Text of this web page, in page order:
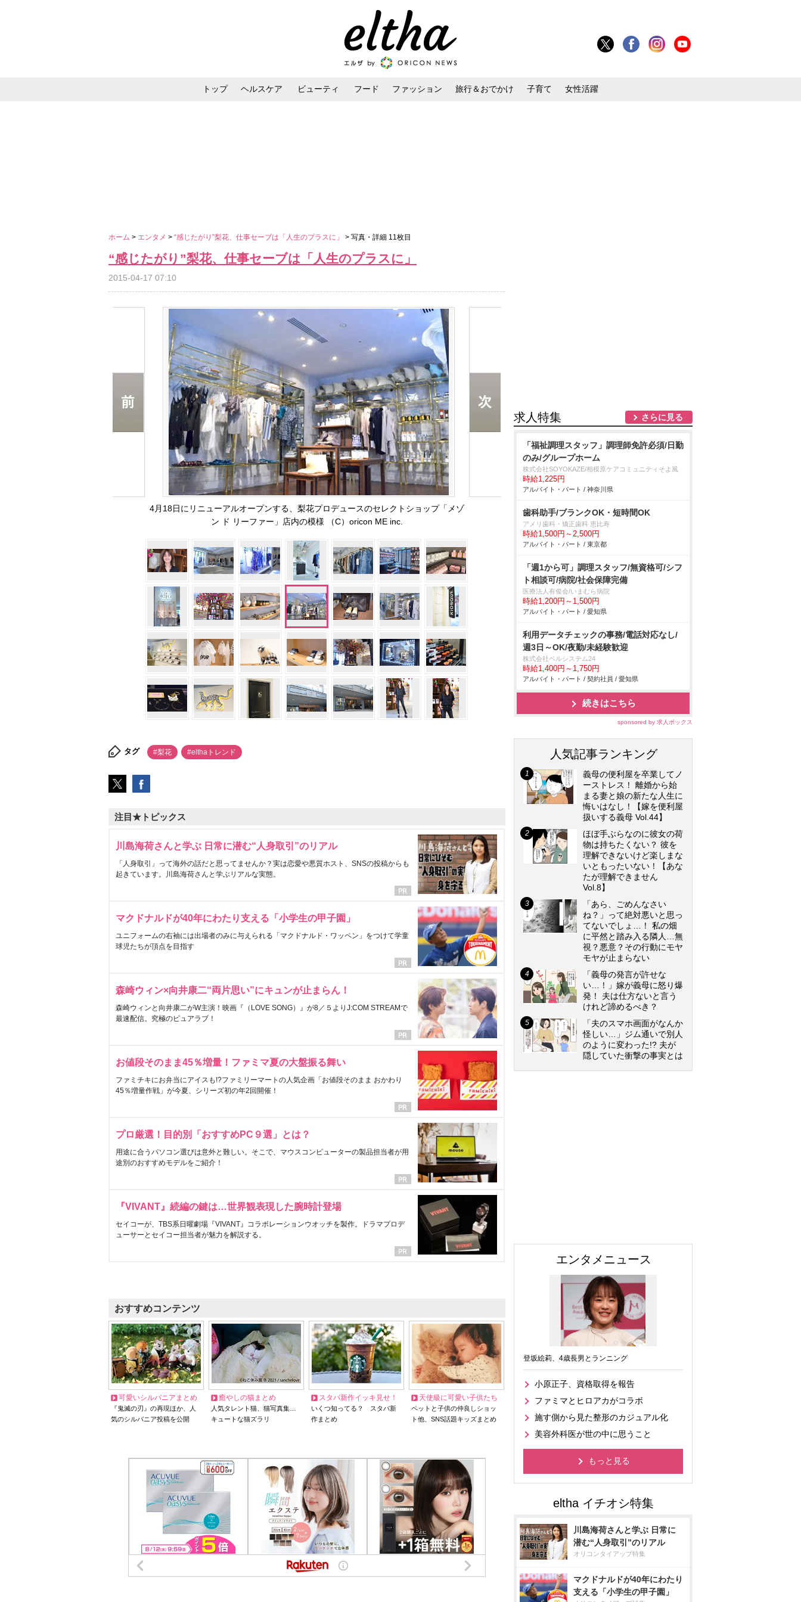
トップ ヘルスケア ビューティ フード ファッション 旅行＆おでかけ 子育て 女性活躍
ホーム > エンタメ > “感じたがり”梨花、仕事セーブは「人生のプラスに」 > 写真・詳細 11枚目
“感じたがり”梨花、仕事セーブは「人生のプラスに」
2015-04-17 07:10
4月18日にリニューアルオープンする、梨花プロデュースのセレクトショップ「メゾ
ン ド リーファー」店内の模様 （C）oricon ME inc.
タグ #梨花 #elthaトレンド
注目★トピックス
川島海荷さんと学ぶ 日常に潜む“人身取引”のリアル
「人身取引」って海外の話だと思ってませんか？実は恋愛や悪質ホスト、SNSの投稿からも
起きています。川島海荷さんと学ぶリアルな実態。
マクドナルドが40年にわたり支える「小学生の甲子園」
ユニフォームの右袖には出場者のみに与えられる「マクドナルド・ワッペン」をつけて学童
球児たちが頂点を目指す
森崎ウィン×向井康二“両片思い”にキュンが止まらん！
森崎ウィンと向井康二がW主演！映画『（LOVE SONG）』が8／５よりJ:COM STREAMで
最速配信。究極のピュアラブ！
お値段そのまま45％増量！ファミマ夏の大盤振る舞い
ファミチキにお弁当にアイスも!?ファミリーマートの人気企画「お値段そのまま おかわり
45％増量作戦」が今夏、シリーズ初の年2回開催！
プロ厳選！目的別「おすすめPC９選」とは？
用途に合うパソコン選びは意外と難しい。そこで、マウスコンピューターの製品担当者が用
途別のおすすめモデルをご紹介！
『VIVANT』続編の鍵は…世界観表現した腕時計登場
セイコーが、TBS系日曜劇場『VIVANT』コラボレーションウオッチを製作。ドラマプロデ
ューサーとセイコー担当者が魅力を解説する。
おすすめコンテンツ
可愛いシルバニアまとめ
『鬼滅の刃』の再現ほか、人
気のシルバニア投稿を公開
癒やしの猫まとめ
人気タレント猫、猫写真集…
キュートな猫ズラリ
スタバ新作イッキ見せ！
いくつ知ってる？ スタバ新
作まとめ
天使級に可愛い子供たち
ペットと子供の仲良しショッ
ト他、SNS話題キッズまとめ
求人特集 さらに見る
「福祉調理スタッフ」調理師免許必須/日勤
のみ/グループホーム
株式会社SOYOKAZE/相模原ケアコミュニティそよ風
時給1,225円
アルバイト・パート / 神奈川県
歯科助手/ブランクOK・短時間OK
アメリ歯科・矯正歯科 恵比寿
時給1,500円～2,500円
アルバイト・パート / 東京都
「週1から可」調理スタッフ/無資格可/シフ
ト相談可/病院/社会保障完備
医療法人有俊会/いまむら病院
時給1,200円～1,500円
アルバイト・パート / 愛知県
利用データチェックの事務/電話対応なし/
週3日～OK/夜勤/未経験歓迎
株式会社ベルシステム24
時給1,400円～1,750円
アルバイト・パート / 契約社員 / 愛知県
続きはこちら
sponsored by 求人ボックス
人気記事ランキング
義母の便利屋を卒業してノ
ーストレス！ 離婚から始
まる妻と娘の新たな人生に
悔いはなし！【嫁を便利屋
扱いする義母 Vol.44】
ほぼ手ぶらなのに彼女の荷
物は持ちたくない？ 彼を
理解できないけど楽しまな
いともったいない！【あな
たが理解できません
Vol.8】
「あら、ごめんなさい
ね？」って絶対悪いと思っ
てないでしょ…！ 私の畑
に平然と踏み入る隣人…無
視？悪意？その行動にモヤ
モヤが止まらない
「義母の発言が許せな
い…！」嫁が義母に怒り爆
発！ 夫は仕方ないと言う
けれど諦めるべき？
「夫のスマホ画面がなんか
怪しい…」ジム通いで別人
のように変わった!? 夫が
隠していた衝撃の事実とは
エンタメニュース
登坂絵莉、4歳長男とランニング
小原正子、資格取得を報告
ファミマとヒロアカがコラボ
施す側から見た整形のカジュアル化
美容外科医が世の中に思うこと
もっと見る
川島海荷さんと学ぶ 日常に
潜む“人身取引”のリアル
オリコンタイアップ特集
マクドナルドが40年にわたり
支える「小学生の甲子園」